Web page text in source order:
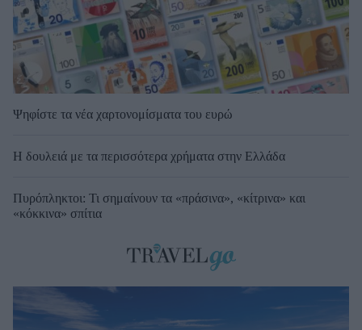
Ψηφίστε τα νέα χαρτονομίσματα του ευρώ
Η δουλειά με τα περισσότερα χρήματα στην Ελλάδα
Πυρόπληκτοι: Τι σημαίνουν τα «πράσινα», «κίτρινα» και
«κόκκινα» σπίτια